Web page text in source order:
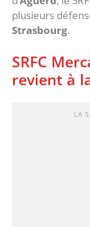
plusieurs
Strasbourg.
SRFC
revient à
LA